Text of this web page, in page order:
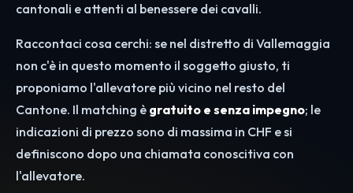
cantonali e attenti al benessere dei cavalli.
Raccontaci cosa cerchi: se nel distretto di Vallemaggia
non c'è in questo momento il soggetto giusto, ti
proponiamo l'allevatore più vicino nel resto del
Cantone. Il matching è gratuito e senza impegno; le
indicazioni di prezzo sono di massima in CHF e si
definiscono dopo una chiamata conoscitiva con
l'allevatore.